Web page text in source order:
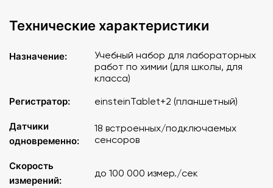
- Цифровая лаборатория Эйнштейн einstein.
- Цифровая лаборатория Эйнштейн einstein.
Справочное пособие (2 книги)
- Датчик температуры-термопара (0-1200°C)
- Датчик тока (+/-250 мA)
- Датчик напряжения (+/- 25 В)
- Датчик давления газа (20-400 кПа)
- Датчик турбидиметр 0-200 NTU
Технические характеристики
Назначение:
Учебный набор для лабораторных
работ по химии (для школы, для
класса)
Регистратор:
einsteinTablet+2 (планшетный)
Датчики
одновременно:
18 встроенных/подключаемых
сенсоров
Скорость
измерений:
до 100 000 измер./сек